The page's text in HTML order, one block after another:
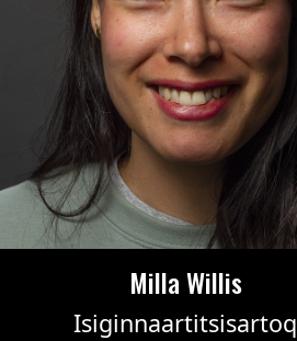
Milla Willis
Isiginnaartitsisartoq